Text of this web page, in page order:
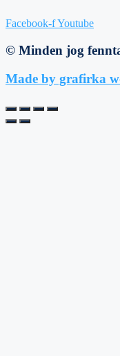
Facebook-fYoutube
© Minden jog
Made by grafirka